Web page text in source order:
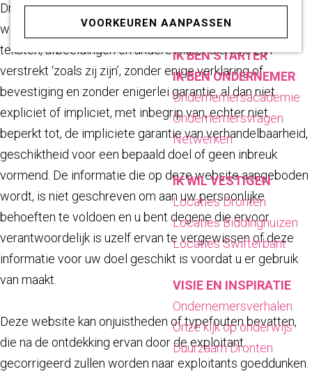
VOORKEUREN AANPASSEN
o
m
e
p
a
g
e
ONDERNEMEN
IK BEN STARTER
IK BEN ONDERNEMER
Ondernemersacademie
Ondernemersvragen
Netwerken
IK WIL VESTIGEN
Locaties Dronten
Locaties Biddinghuizen
Locaties Swifterbant
VISIE EN INSPIRATIE
Ondernemersverhalen
Onze kijk op onderwijs
Duurzaam Dronten
Dronten Marketing verleent u hierbij toegang tot de
website drontengeeftjederuimte.nl. Zij publiceert hier
teksten, afbeeldingen en andere materialen die zijn
verstrekt ‘zoals zij zijn’, zonder enige verklaring of
bevestiging en zonder enigerlei garantie, al dan niet
expliciet of impliciet, met inbegrip van, echter niet
beperkt tot, de impliciete garantie van verhandelbaarheid,
geschiktheid voor een bepaald doel of geen inbreuk
vormend. De informatie die op deze website aangeboden
wordt, is niet geschreven om aan uw persoonlijke
behoeften te voldoen en u bent degene die ervoor
verantwoordelijk is uzelf ervan te vergewissen of deze
informatie voor uw doel geschikt is voordat u er gebruik
van maakt.
Deze website kan onjuistheden of typefouten bevatten,
die na de ontdekking ervan door de exploitant
gecorrigeerd zullen worden naar exploitants goeddunken.